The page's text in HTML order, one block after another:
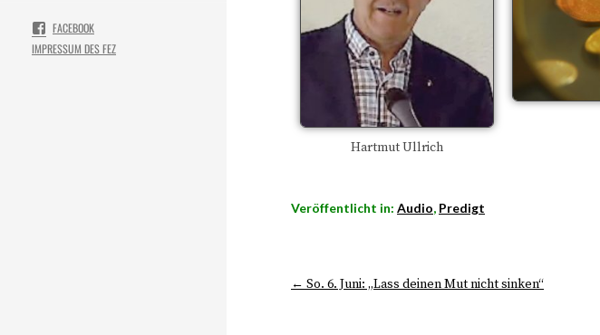
FACEBOOK
IMPRESSUM DES FEZ
Hartmut Ullrich
Veröffentlicht in: Audio, Predigt
← So. 6. Juni: „Lass deinen Mut nicht sinken“